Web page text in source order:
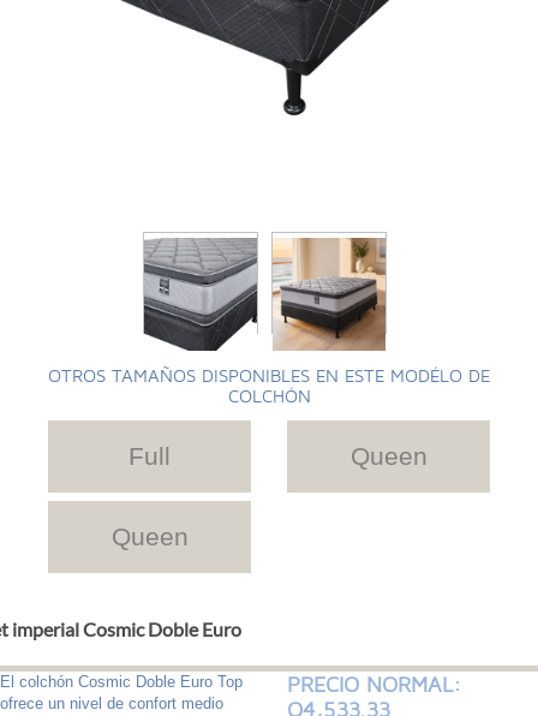
OTROS TAMAÑOS DISPONIBLES EN ESTE MODÉLO DE
COLCHÓN
Full Queen
Queen
imperial Cosmic Doble Euro
El colchón Cosmic Doble Euro Top
ofrece un nivel de confort medio
PRECIO NORMAL:
Q4,533.33